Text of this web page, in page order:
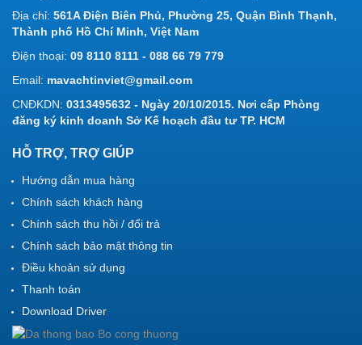
Địa chỉ: 561A Điện Biên Phủ, Phường 25, Quận Bình Thạnh,
Thành phố Hồ Chí Minh, Việt Nam
Điện thoại: 09 8110 8111 - 088 66 79 779
Email: mavachtinviet@gmail.com
CNĐKDN: 0313495632 - Ngày 20/10/2015. Nơi cấp Phòng
đăng ký kinh doanh Sở Kế hoạch đầu tư TP. HCM
HỖ TRỢ, TRỢ GIÚP
Hướng dẫn mua hàng
Chính sách khách hàng
Chính sách thu hồi / đổi trả
Chính sách bảo mật thông tin
Điều khoản sử dụng
Thanh toán
Download Driver